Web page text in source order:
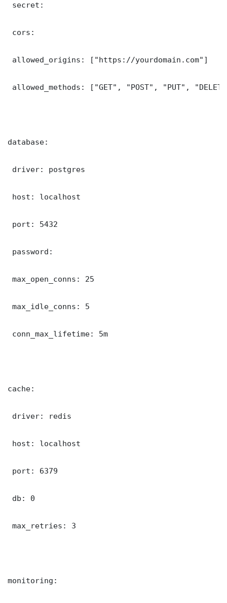
secret:
cors:
allowed_origins: ["https://yourdomain.com"]
allowed_methods: ["GET", "POST", "PUT",
database:
driver: postgres
host: localhost
port: 5432
password:
max_open_conns: 25
max_idle_conns: 5
conn_max_lifetime: 5m
cache:
driver: redis
host: localhost
port: 6379
db: 0
max_retries: 3
monitoring: